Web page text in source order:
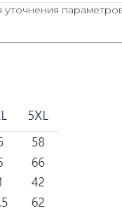
уточнения